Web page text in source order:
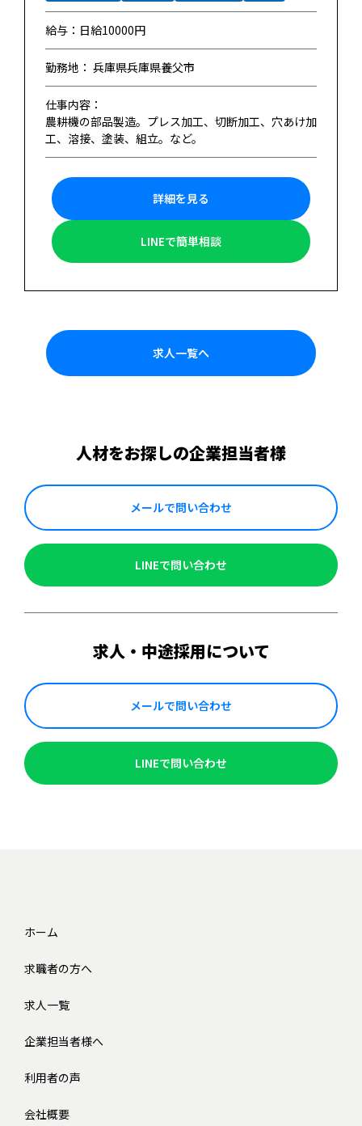
給与：日給10000円
勤務地： 兵庫県兵庫県養父市
仕事内容：
農耕機の部品製造。プレス加工、切断加工、穴あけ加
工、溶接、塗装、組立。など。
詳細を見る
LINEで簡単相談
求人一覧へ
人材をお探しの企業担当者様
メールで問い合わせ
LINEで問い合わせ
求人・中途採用について
メールで問い合わせ
LINEで問い合わせ
ホーム
求職者の方へ
求人一覧
企業担当者様へ
利用者の声
会社概要